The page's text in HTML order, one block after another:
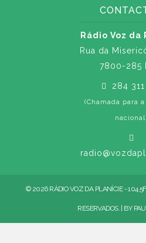
Rádio Voz da
Rua da
7800-285
284
(Chamada para
© 2026 RÁDIO VOZ DA PLANÍCIE -
RESERVADOS. | BY